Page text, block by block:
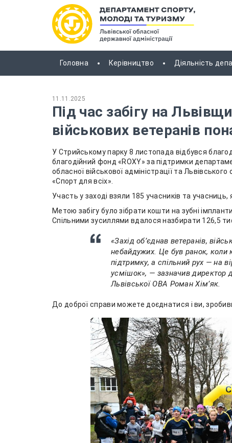
Головна Керівництво Діяльність
11.11.2025
Під час забігу на
військових ветеранів
У Стрийському парку 8 листопада відбувся
благодійний фонд «ROXY» за підтримки
обласної військової адміністрації та
«Спорт для всіх».
Участь у заході взяли 185 учасників та учасниць,
Метою забігу було зібрати кошти на зубні
Спільними зусиллями вдалося назбирати 126,5
«Захід об’єднав ветеранів,
небайдужих. Це був ранок, коли
підтримку, а спільний рух — на
усмішок», — зазначив директор
Львівської ОВА Роман Хімʼяк.
До доброї справи можете доєднатися і ви,